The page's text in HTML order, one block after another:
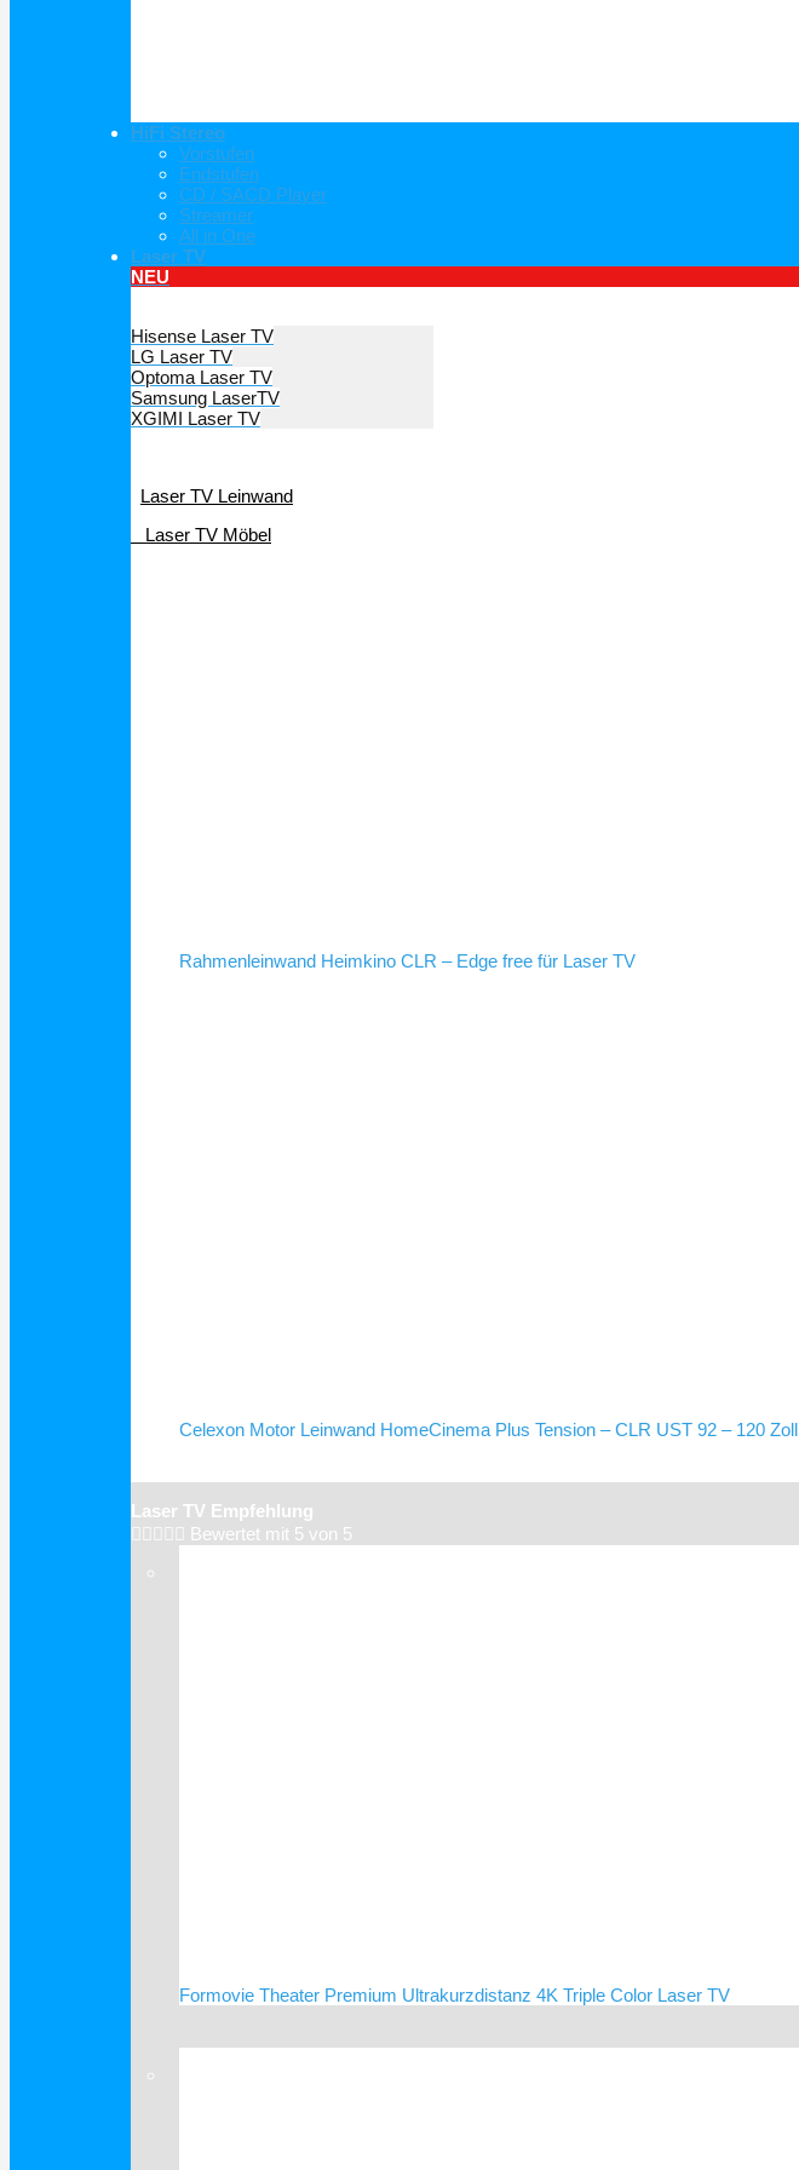
HiFi Stereo
Vorstufen
Endstufen
CD / SACD Player
Streamer
All in One
Laser TV
NEU
Hisense Laser TV
LG Laser TV
Optoma Laser TV
Samsung LaserTV
XGIMI Laser TV
Laser TV Leinwand
Laser TV Möbel
Rahmenleinwand Heimkino CLR – Edge free für Laser TV
Celexon Motor Leinwand HomeCinema Plus Tension – CLR UST 92 – 120 Zoll
Laser TV Empfehlung
     Bewertet mit 5 von 5
Formovie Theater Premium Ultrakurzdistanz 4K Triple Color Laser TV